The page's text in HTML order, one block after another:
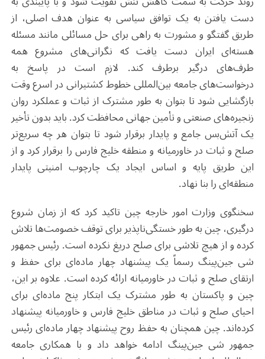
دست یافتن به یک توافق سیاسی به عنوان هدف اصلی، از
طریق گفتگو و مشورت به راهی برای حل مسائلی مانند مسئله
هسته‌ای ایران دست یافت که نگرانی‌های مشروع همه
طرف‌های درگیر برطرف کند. لازم است در پاسخ به
درخواست‌های جامعه بین‌المللی خطوط کشتیرانی در اسرع وقت
بازگشایی شود تا بتوان به طور مشترک از ثبات و عملکرد روان
زنجیره‌های صنعتی و تأمین جهانی محافظت کرد. باید بدون تأخیر
یک آتش‌بس جامع و پایدار برقرار شود تا بتوان هر چه سریع‌تر
صلح و ثبات در خاورمیانه و منطقه خلیج فارس را برقرار کرد و از
این طریق پایه و اساس ایجاد یک چارچوب امنیتی پایدار
منطقه‌ای را بنا نهاد.
سخنگوی وزارت امور خارجه چین تاکید کرد که از زمان شروع
درگیری، چین به طور خستگی‌ناپذیر برای توقف خصومت‌ها تلاش
کرده و از هیچ تلاشی برای صلح دریغ نکرده است. رئیس جمهور
شی جین‌پینگ رسماً یک پیشنهاد چهار ماده‌ای برای حفظ و
ارتقای صلح و ثبات در خاورمیانه ارائه کرده است. علاوه بر این،
چین و پاکستان به طور مشترک یک ابتکار پنج ماده‌ای برای
احیای صلح و ثبات در مناطق خلیج فارس و خاورمیانه پیشنهاد
کرده‌اند. چین همچنان به حفظ روح پیشنهاد چهار ماده‌ای رئیس
جمهور شی جین‌پینگ ادامه خواهد داد و با همکاری جامعه